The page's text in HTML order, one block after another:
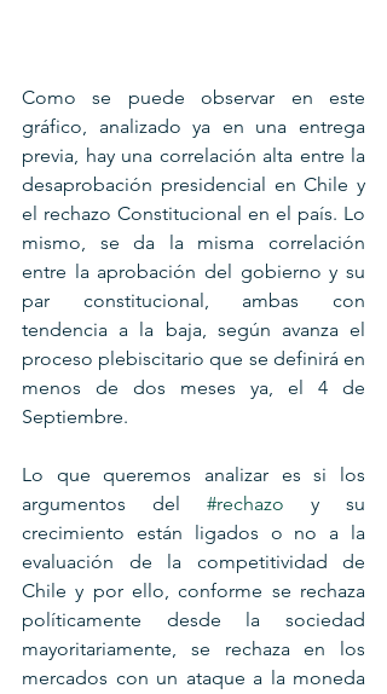
Como se puede observar en este
gráfico, analizado ya en una entrega
previa, hay una correlación alta entre la
desaprobación presidencial en Chile y
el rechazo Constitucional en el país. Lo
mismo, se da la misma correlación
entre la aprobación del gobierno y su
par constitucional, ambas con
tendencia a la baja, según avanza el
proceso plebiscitario que se definirá en
menos de dos meses ya, el 4 de
Septiembre.
Lo que queremos analizar es si los
argumentos del #rechazo y su
crecimiento están ligados o no a la
evaluación de la competitividad de
Chile y por ello, conforme se rechaza
políticamente desde la sociedad
mayoritariamente, se rechaza en los
mercados con un ataque a la moneda